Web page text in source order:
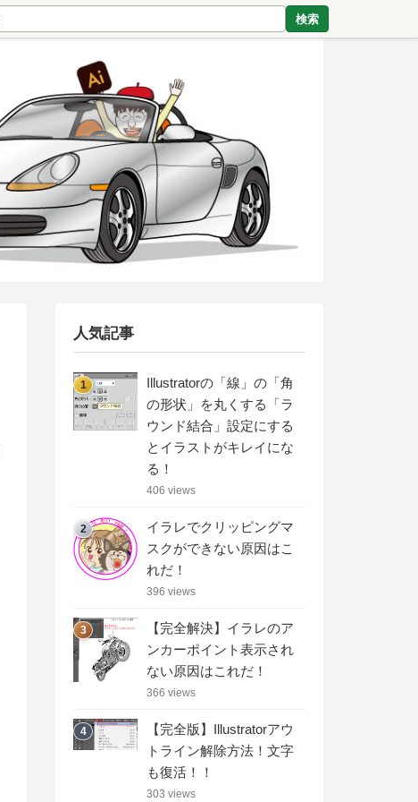
検索
人気記事
1
Illustratorの「線」の「角
の形状」を丸くする「ラ
ウンド結合」設定にする
とイラストがキレイにな
る！
406 views
2
イラレでクリッピングマ
スクができない原因はこ
れだ！
396 views
3
【完全解決】イラレのア
ンカーポイント表示され
ない原因はこれだ！
366 views
4
【完全版】Illustratorアウ
トライン解除方法！文字
も復活！！
303 views